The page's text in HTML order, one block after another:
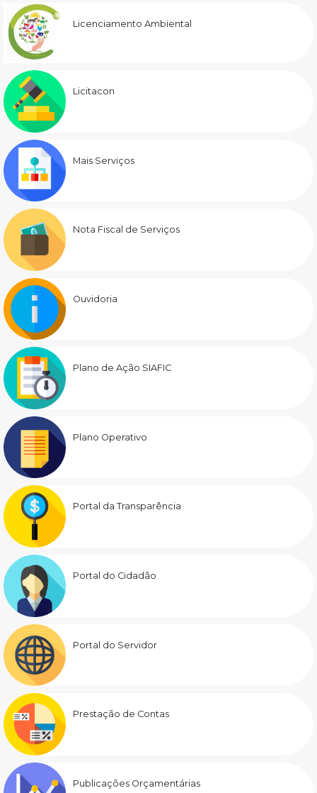
Licenciamento Ambiental
Licitacon
Mais Serviços
Nota Fiscal de Serviços
Ouvidoria
Plano de Ação SIAFIC
Plano Operativo
Portal da Transparência
Portal do Cidadão
Portal do Servidor
Prestação de Contas
Publicações Orçamentárias